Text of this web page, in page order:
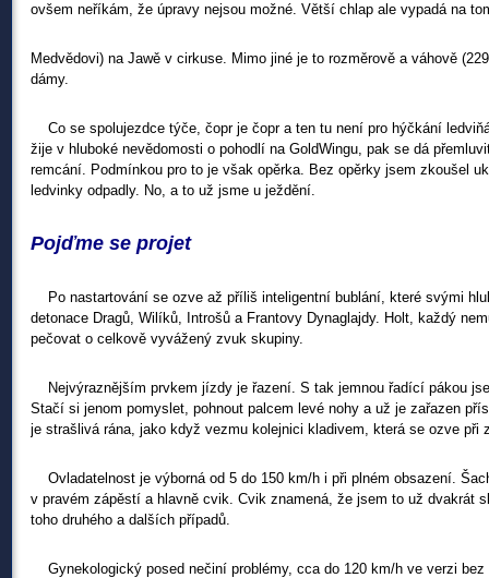
ovšem neříkám, že úpravy nejsou možné. Větší chlap ale vypadá na
Medvědovi) na Jawě v cirkuse. Mimo jiné je to rozměrově a váhově
dámy.
Co se spolujezdce týče, čopr je čopr a ten tu není pro hýčkání
žije v hluboké nevědomosti o pohodlí na GoldWingu, pak se dá
remcání. Podmínkou pro to je však opěrka. Bez opěrky jsem zkoušel
ledvinky odpadly. No, a to už jsme u ježdění.
Pojďme se projet
Po nastartování se ozve až příliš inteligentní bublání, které svými
detonace Dragů, Wilíků, Introšů a Frantovy Dynaglajdy. Holt, každý
pečovat o celkově vyvážený zvuk skupiny.
Nejvýraznějším prvkem jízdy je řazení. S tak jemnou řadící pákou
Stačí si jenom pomyslet, pohnout palcem levé nohy a už je zařazen
je strašlivá rána, jako když vezmu kolejnici kladivem, která se ozve při
Ovladatelnost je výborná od 5 do 150 km/h i při plném obsazení.
v pravém zápěstí a hlavně cvik. Cvik znamená, že jsem to už dvakrát
toho druhého a dalších případů.
Gynekologický posed nečiní problémy, cca do 120 km/h ve verzi